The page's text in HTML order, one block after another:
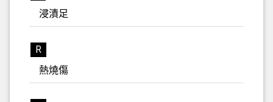
浸漬足
R
熱燒傷